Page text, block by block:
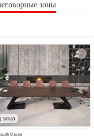
зоны
заказ